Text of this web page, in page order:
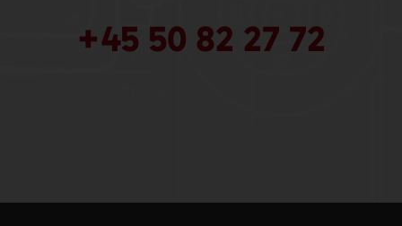
+45 50 82 27 72